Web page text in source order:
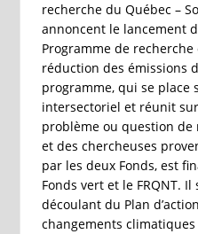
recherche du Québec –
annoncent le lancement
Programme de
réduction des émissions
programme, qui se place
intersectoriel et réunit
problème ou question de
et des chercheuses
par les deux Fonds, est
Fonds vert et le FRQNT. Il
découlant du Plan
changements